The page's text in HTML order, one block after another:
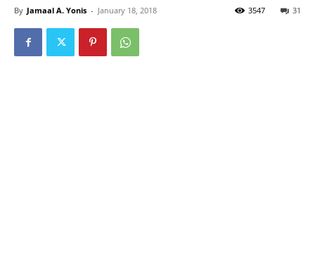
By Jamaal A. Yonis - January 18, 2018 31
3547